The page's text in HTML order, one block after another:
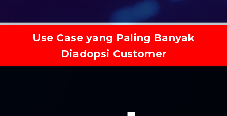
Use Case yang Paling Banyak
Diadopsi Customer